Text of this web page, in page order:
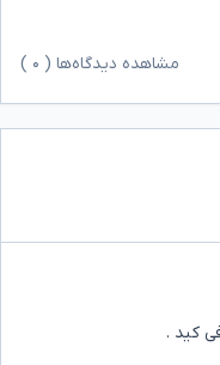
مشاهده دیدگاه‌ها ( ۰
کید .